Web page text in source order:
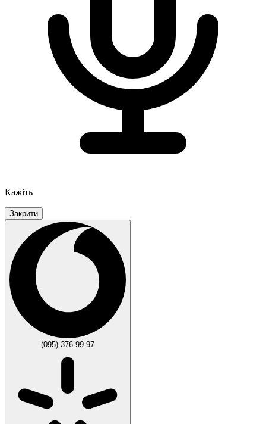
Кажіть
Закрити
(095) 376-99-97